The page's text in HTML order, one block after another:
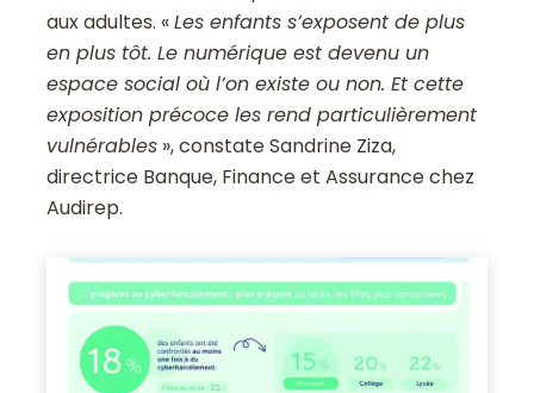
aux adultes. «Les enfants s’exposent de plus
en plus tôt. Le numérique est devenu un
espace social où l’on existe ou non. Et cette
exposition précoce les rend particulièrement
vulnérables », constate Sandrine Ziza,
directrice Banque, Finance et Assurance chez
Audirep.